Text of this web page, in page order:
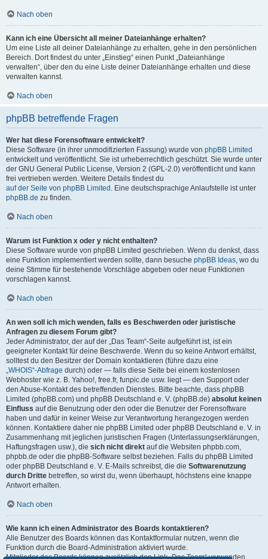
Nach oben
Kann ich eine Übersicht all meiner Dateianhänge erhalten?
Um eine Liste all deiner Dateianhänge zu erhalten, gehe in den persönlichen
Bereich. Dort findest du unter „Einstieg“ einen Punkt „Dateianhänge
verwalten“, über den du eine Liste deiner Dateianhänge erhalten und diese
verwalten kannst.
Nach oben
phpBB betreffende Fragen
Wer hat diese Forensoftware entwickelt?
Diese Software (in ihrer unmodifizierten Fassung) wurde von phpBB Limited
entwickelt und veröffentlicht. Sie ist urheberrechtlich geschützt. Sie wurde unter
der GNU General Public License, Version 2 (GPL-2.0) veröffentlicht und kann
frei vertrieben werden. Weitere Details findest du
auf der Seite von phpBB Limited . Eine deutschsprachige Anlaufstelle ist unter
phpBB.de zu finden.
Nach oben
Warum ist Funktion x oder y nicht enthalten?
Diese Software wurde von phpBB Limited geschrieben. Wenn du denkst, dass
eine Funktion implementiert werden sollte, dann besuche phpBB Ideas, wo du
deine Stimme für bestehende Vorschläge abgeben oder neue Funktionen
vorschlagen kannst.
Nach oben
An wen soll ich mich wenden, falls es Beschwerden oder juristische
Anfragen zu diesem Forum gibt?
Jeder Administrator, der auf der „Das Team“-Seite aufgeführt ist, ist ein
geeigneter Kontakt für deine Beschwerde. Wenn du so keine Antwort erhältst,
solltest du den Besitzer der Domain kontaktieren (führe dazu eine
„WHOIS“-Abfrage durch) oder — falls diese Seite bei einem kostenlosen
Webhoster wie z. B. Yahoo!, free.fr, funpic.de usw. liegt — den Support oder
den Abuse-Kontakt des betreffenden Dienstes. Bitte beachte, dass phpBB
Limited (phpBB.com) und phpBB Deutschland e. V. (phpBB.de) absolut keinen
Einfluss auf die Benutzung oder den oder die Benutzer der Forensoftware
haben und dafür in keiner Weise zur Verantwortung herangezogen werden
können. Kontaktiere daher nie phpBB Limited oder phpBB Deutschland e. V. in
Zusammenhang mit jeglichen juristischen Fragen (Unterlassungserklärungen,
Haftungsfragen usw.), die sich nicht direkt auf die Websiten phpbb.com,
phpbb.de oder die phpBB-Software selbst beziehen. Falls du phpBB Limited
oder phpBB Deutschland e. V. E-Mails schreibst, die die Softwarenutzung
durch Dritte betreffen, so wirst du, wenn überhaupt, höchstens eine knappe
Antwort erhalten.
Nach oben
Wie kann ich einen Administrator des Boards kontaktieren?
Alle Benutzer des Boards können das Kontaktformular nutzen, wenn die
Funktion durch die Board-Administration aktiviert wurde.
Mitglieder des Boards können zusätzlich den Link „Das Team“ verwenden.